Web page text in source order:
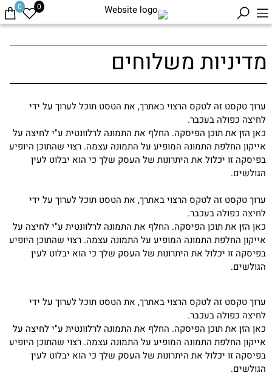
0 0
מדיניות משלוחים
ערוך טקסט זה לטקס הרצוי באתרך, את הטסט תוכל לערוך על ידי
לחיצה כפולה בעכבר.
כאן הזן את תוכן הפיסקה. החלף את התמונה לרלוונטית ע"י לחיצה על
אייקון החלפת התמונה המופיע על התמונה עצמה. רצוי שהתוכן היופיע
בפיסקה זו יכלול את היתרונות של העסק שלך כי הוא יבלוט לעין
הגולשים.
ערוך טקסט זה לטקס הרצוי באתרך, את הטסט תוכל לערוך על ידי
לחיצה כפולה בעכבר.
כאן הזן את תוכן הפיסקה. החלף את התמונה לרלוונטית ע"י לחיצה על
אייקון החלפת התמונה המופיע על התמונה עצמה. רצוי שהתוכן היופיע
בפיסקה זו יכלול את היתרונות של העסק שלך כי הוא יבלוט לעין
הגולשים.
ערוך טקסט זה לטקס הרצוי באתרך, את הטסט תוכל לערוך על ידי
לחיצה כפולה בעכבר.
כאן הזן את תוכן הפיסקה. החלף את התמונה לרלוונטית ע"י לחיצה על
אייקון החלפת התמונה המופיע על התמונה עצמה. רצוי שהתוכן היופיע
בפיסקה זו יכלול את היתרונות של העסק שלך כי הוא יבלוט לעין
הגולשים.